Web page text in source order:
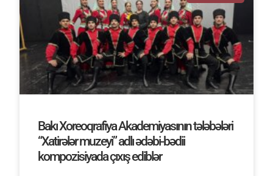
Bakı Xoreoqrafiya Akademiyasının tələbələri
“Xatirələr muzeyi” adlı ədəbi-bədii
kompozisiyada çıxış ediblər